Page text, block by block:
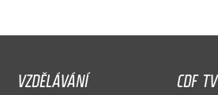
VZDĚLÁVÁNÍ
CDF TV